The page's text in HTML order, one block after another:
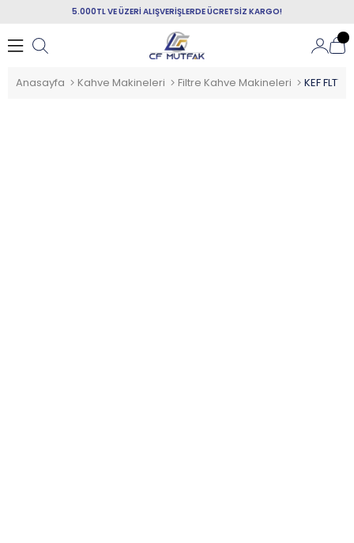
5.000TL VE ÜZERİ ALIŞVERİŞLERDE ÜCRETSİZ KARGO!
Anasayfa Kahve Makineleri Filtre Kahve Makineleri